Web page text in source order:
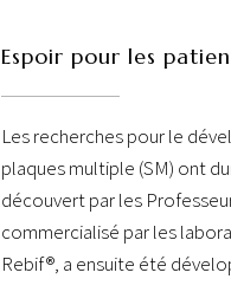
Espoir pour les
Les recherches pour le
plaques multiple (SM) ont
découvert par les
commercialisé par les
Rebif®, a ensuite été